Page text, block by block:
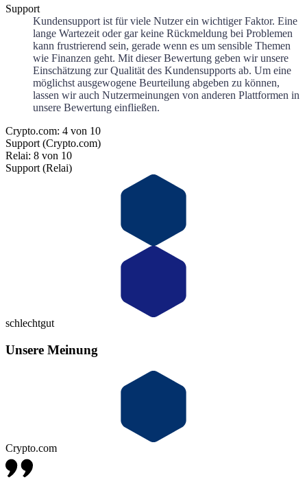
Support
Kundensupport ist für viele Nutzer ein wichtiger Faktor. Eine
lange Wartezeit oder gar keine Rückmeldung bei Problemen
kann frustrierend sein, gerade wenn es um sensible Themen
wie Finanzen geht. Mit dieser Bewertung geben wir unsere
Einschätzung zur Qualität des Kundensupports ab. Um eine
möglichst ausgewogene Beurteilung abgeben zu können,
lassen wir auch Nutzermeinungen von anderen Plattformen in
unsere Bewertung einfließen.
Crypto.com: 4 von 10
Support (Crypto.com)
Relai: 8 von 10
Support (Relai)
schlechtgut
Unsere Meinung
Crypto.com